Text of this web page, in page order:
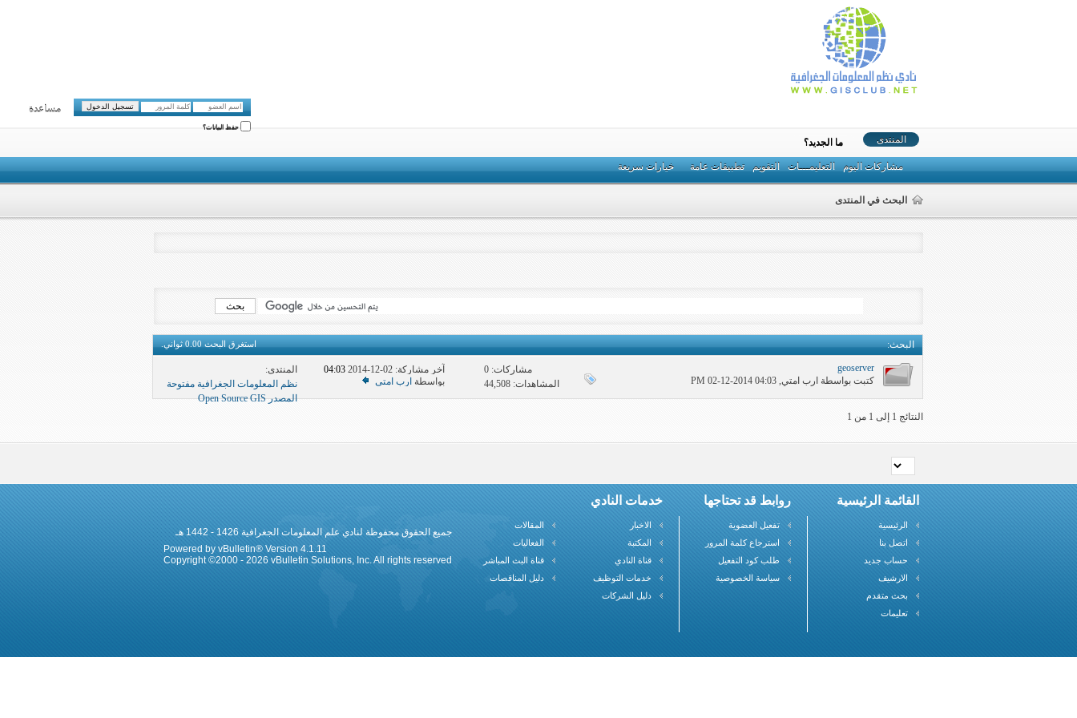
مساعدة
حفظ البيانات؟
المنتدى
مشاركات اليوم التعليمـــات التقويم تطبيقات عامة خيارات سريعة
ما الجديد؟
البحث في المنتدى
البحث: استغرق البحث 0.00 ثواني.
geoserver
كتبت بواسطة ارب امتي‏, 02-12-2014 04:03 PM
مشاركات:0
المشاهدات: 44,508
آخر مشاركة: 02-12-2014
04:03 PM
بواسطة ارب امتي
المنتدى:
نظم المعلومات الجغرافية مفتوحة
المصدر Open Source GIS
النتائج 1 إلى 1 من 1
جميع الحقوق محفوظة لنادي علم المعلومات الجغرافية 1426 - 1442 هـ
Powered by vBulletin® Version 4.1.11
Copyright ©2000 - 2026 vBulletin Solutions, Inc. All rights reserved
القائمة الرئيسية
الرئيسية
اتصل بنا
حساب جديد
الارشيف
بحث متقدم
تعليمات
روابط قد تحتاجها
تفعيل العضوية
استرجاع كلمة المرور
طلب كود التفعيل
سياسة الخصوصية
خدمات النادي
الاخبار
المقالات
المكتبة
الفعاليات
قناة النادي
قناة البث المباشر
خدمات التوظيف
دليل المناقصات
دليل الشركات